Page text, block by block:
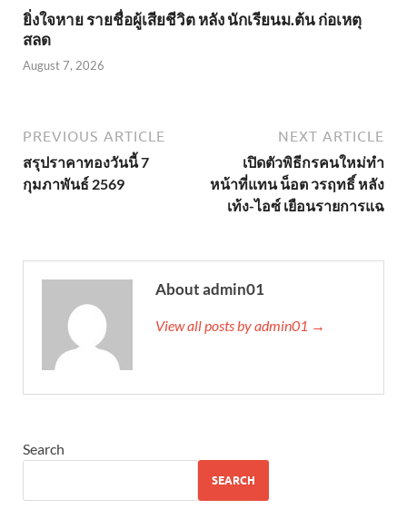
ยิ่งใจหาย รายชื่อผู้เสียชีวิต หลัง นักเรียนม.ต้น ก่อเหตุ
สลด
August 7, 2026
PREVIOUS ARTICLE
สรุปราคาทองวันนี้ 7
กุมภาพันธ์ 2569
NEXT ARTICLE
เปิดตัวพิธีกรคนใหม่ทำ
หน้าที่แทน น็อต วรฤทธิ์ หลัง
เท้ง-ไอซ์ เยือนรายการแฉ
About admin01
View all posts by admin01 →
Search
SEARCH